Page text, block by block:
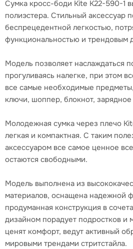
Сумка кросс-боди Kite K22-590-1
полиэстера. Стильный аксессуар
беспрецедентной легкостью,
функциональностью и трендовым
Модель позволяет наслаждаться
прогуливаясь налегке, при этом
все самые необходимые
ключи, шоппер, блокнот, зарядное
Молодежная сумка через плечо
легкая и компактная. С таким
аксессуаром все самое ценное
остаются свободными.
Модель выполнена из
материалов, оснащена надежной
продуманная конструкция в
дизайном порадует подростков и
ценят комфорт, ведут активный
мировыми трендами стритстайла.